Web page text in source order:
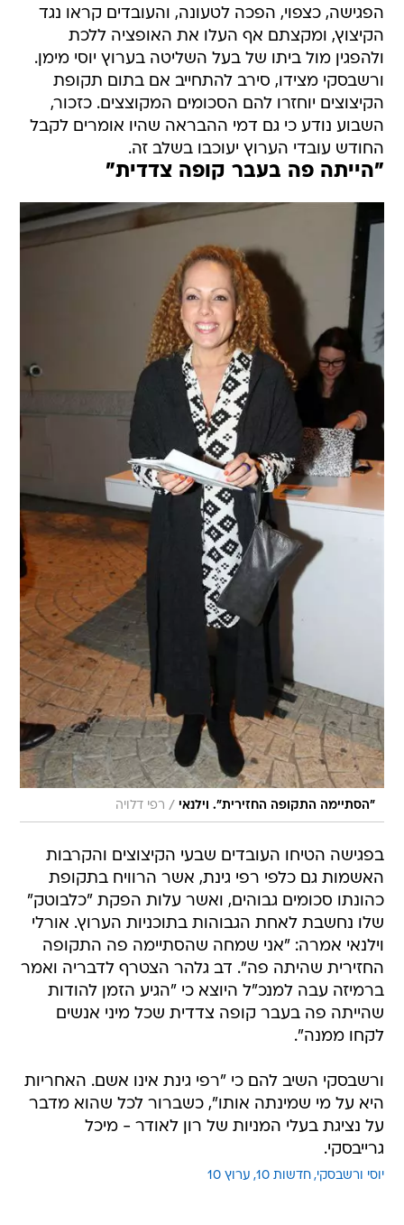
הפגישה, כצפוי, הפכה לטעונה, והעובדים קראו נגד
הקיצוץ, ומקצתם אף העלו את האופציה ללכת
ולהפגין מול ביתו של בעל השליטה בערוץ יוסי מימן.
ורשבסקי מצידו, סירב להתחייב אם בתום תקופת
הקיצוצים יוחזרו להם הסכומים המקוצצים. כזכור,
השבוע נודע כי גם דמי ההבראה שהיו אומרים לקבל
החודש עובדי הערוץ יעוכבו בשלב זה.
"הייתה פה בעבר קופה צדדית"
"הסתיימה התקופה החזירית". וילנאי / רפי דלויה
בפגישה הטיחו העובדים שבעי הקיצוצים והקרבות
האשמות גם כלפי רפי גינת, אשר הרוויח בתקופת
כהונתו סכומים גבוהים, ואשר עלות הפקת "כלבוטק"
שלו נחשבת לאחת הגבוהות בתוכניות הערוץ. אורלי
וילנאי אמרה: "אני שמחה שהסתיימה פה התקופה
החזירית שהיתה פה". דב גלהר הצטרף לדבריה ואמר
ברמיזה עבה למנכ"ל היוצא כי "הגיע הזמן להודות
שהייתה פה בעבר קופה צדדית שכל מיני אנשים
לקחו ממנה".
ורשבסקי השיב להם כי "רפי גינת אינו אשם. האחריות
היא על מי שמינתה אותו", כשברור לכל שהוא מדבר
על נציגת בעלי המניות של רון לאודר - מיכל
גרייבסקי.
יוסי ורשבסקי חדשות 10 ערוץ 10